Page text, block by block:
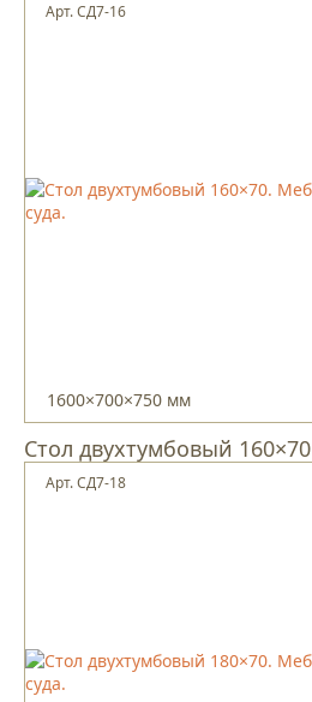
1600×700×750 мм
Арт. СД7-16
Стол двухтумбовый 160×70
Арт. СД7-18